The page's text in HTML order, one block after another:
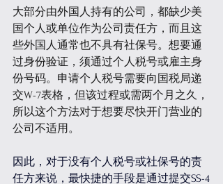
大部分由外国人持有的公司，都缺少美
国个人或单位作为公司责任方，而且这
些外国人通常也不具有社保号。想要通
过身份验证，须通过个人税号或雇主身
份号码。申请个人税号需要向国税局递
交W-7表格，但该过程或需两个月之久，
所以这个方法对于想要尽快开门营业的
公司不适用。
因此，对于没有个人税号或社保号的责
任方来说，最快捷的手段是通过提交SS-4